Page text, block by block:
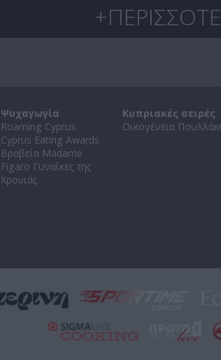
Ψυχαγωγία
Roaming Cyprus
Cyprus Eating Awards
Βραβεία Madame
Figaro Γυναίκες της
Χρονιάς
Κυπριακές σειρές
Οικογένεια